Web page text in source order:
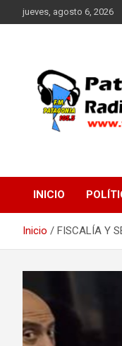
Saltar
al
jueves, agosto 6, 2026
FM
INICIO
Inicio FISCALÍA Y